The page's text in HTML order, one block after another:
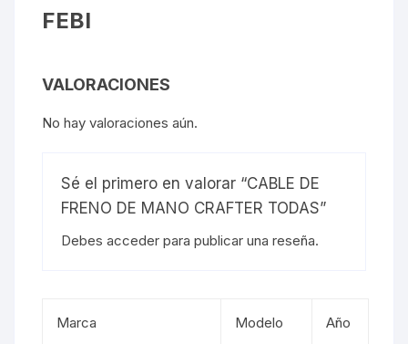
FEBI
VALORACIONES
No hay valoraciones aún.
Sé el primero en valorar “CABLE DE
FRENO DE MANO CRAFTER TODAS”
Debes acceder para publicar una reseña.
Marca Modelo Año